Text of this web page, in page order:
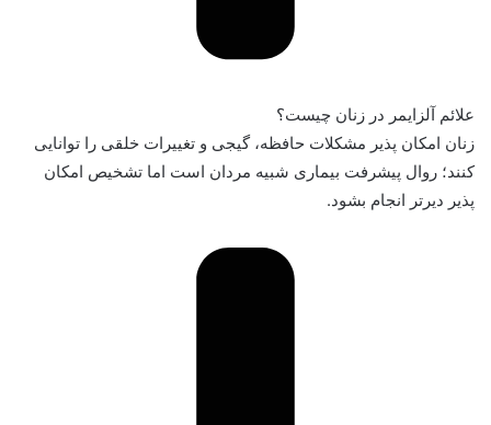
علائم آلزایمر در زنان چیست؟
زنان امکان پذیر مشکلات حافظه، گیجی و تغییرات خلقی را توانایی
کنند؛ روال پیشرفت بیماری شبیه مردان است اما تشخیص امکان
پذیر دیرتر انجام بشود.